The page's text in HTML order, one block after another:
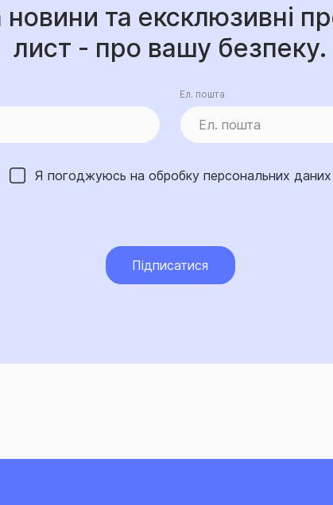
новини та ексклюзивні
лист - про вашу безпеку.
Ел. пошта
Я погоджуюсь на обробку персональних даних
Підписатися